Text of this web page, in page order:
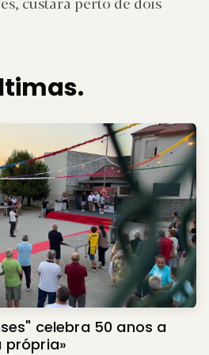
celebra 50 anos a
própria»